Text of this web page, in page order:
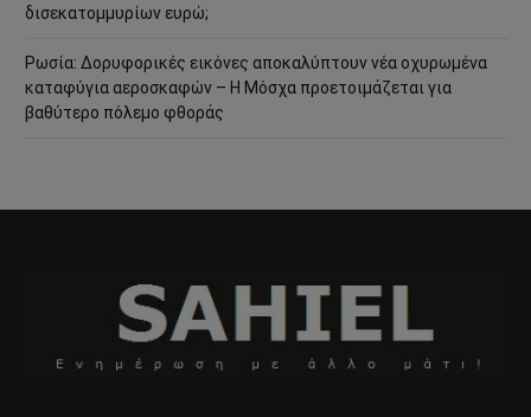
δισεκατομμυρίων ευρώ;
Ρωσία: Δορυφορικές εικόνες αποκαλύπτουν νέα οχυρωμένα
καταφύγια αεροσκαφών – Η Μόσχα προετοιμάζεται για
βαθύτερο πόλεμο φθοράς